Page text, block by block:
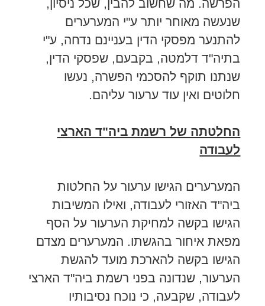
הפרשה. מה שחשוב להבין, שכל ניסיון,
שנעשה מאוחר יותר ע"י המערערים
להתנער מפסקי הדין בעניינם נדחה, ע"י
בתיה"ד דלמטה, בקבעם, שפסקי הדין,
שנתנו תוקף להסכמי הפשרה, נעשו
חלוטים ואין עוד ערעור עליהם.
החלטתה של רשמת ביה"ד הארצי
לעבודה
המערערים הגישו ערעור על החלטות
ביה"ד האזורי לעבודה, ואילו המשיבות
הגישו בקשה למחיקת הערעור על הסף
מפאת איחור בהגשתו. המערערים מצדם
הגישו בקשה להארכת מועד להגשת
הערעור, שנדונה בפני רשמת ביה"ד הארצי
לעבודה, שקבעה, כי נוכח נסיבותיו